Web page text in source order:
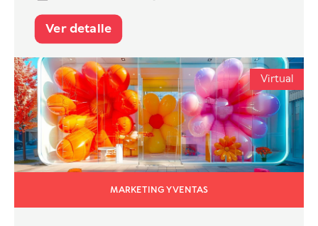
Ver detalle
Virtual
MARKETING Y VENTAS